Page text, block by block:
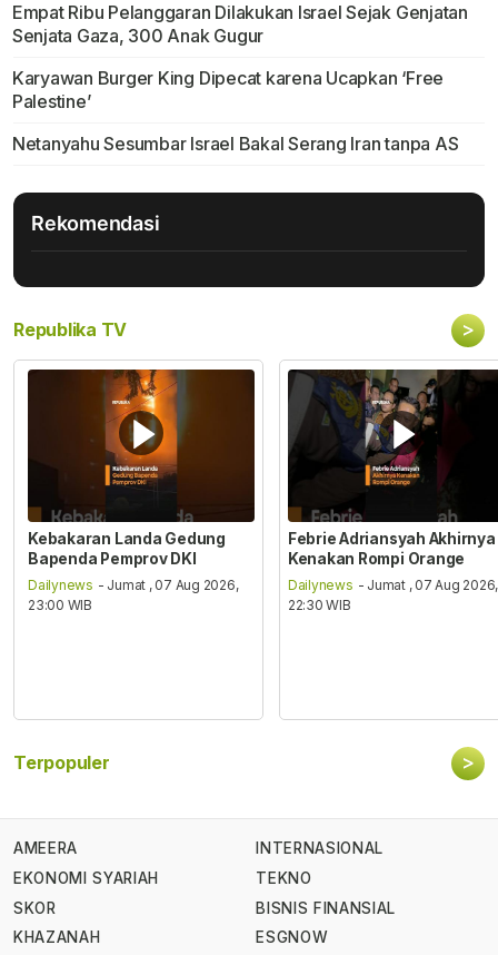
Empat Ribu Pelanggaran Dilakukan Israel Sejak Genjatan
Senjata Gaza, 300 Anak Gugur
Karyawan Burger King Dipecat karena Ucapkan ‘Free
Palestine’
Netanyahu Sesumbar Israel Bakal Serang Iran tanpa AS
Rekomendasi
Republika TV >
Kebakaran Landa Gedung
Bapenda Pemprov DKI
Dailynews - Jumat , 07 Aug 2026,
23:00 WIB
Febrie Adriansyah Akhirnya
Kenakan Rompi Orange
Dailynews - Jumat , 07 Aug 2026,
22:30 WIB
Terpopuler >
AMEERA
EKONOMI SYARIAH
SKOR
KHAZANAH
INTERNASIONAL
TEKNO
BISNIS FINANSIAL
ESGNOW